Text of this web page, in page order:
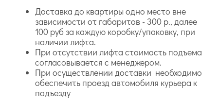
Доставка до квартиры одно место вне
зависимости от габаритов - 300 р., далее
100 руб за каждую коробку/упаковку, при
наличии лифта.
При отсутствии лифта стоимость подъема
согласовывается с менеджером.
При осуществлении доставки необходимо
обеспечить проезд автомобиля курьера к
подъезду